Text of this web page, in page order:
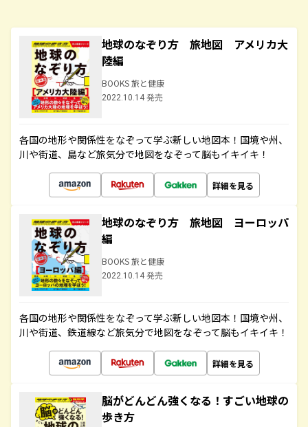
地球のなぞり方 旅地図 アメリカ大
陸編
BOOKS 旅と健康
2022.10.14 発売
各国の地形や関係性をなぞって学ぶ新しい地図本！国境や州、
川や街道、島など旅気分で地図をなぞって脳もイキイキ！
詳細を見る
地球のなぞり方 旅地図 ヨーロッパ
編
BOOKS 旅と健康
2022.10.14 発売
各国の地形や関係性をなぞって学ぶ新しい地図本！国境や州、
川や街道、鉄道線など旅気分で地図をなぞって脳もイキイキ！
詳細を見る
脳がどんどん強くなる！すごい地球の
歩き方